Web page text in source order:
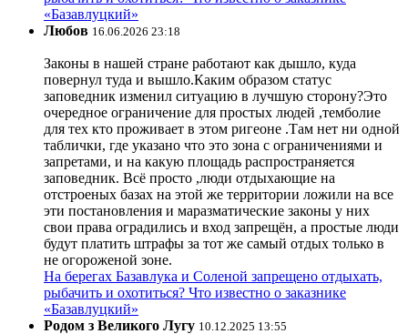
«Базавлуцкий»
Любов 16.06.2026 23:18
Законы в нашей стране работают как дышло, куда
повернул туда и вышло.Каким образом статус
заповедник изменил ситуацию в лучшую сторону?Это
очередное ограничение для простых людей ,темболие
для тех кто проживает в этом ригеоне .Там нет ни одной
таблички, где указано что это зона с ограничениями и
запретами, и на какую площадь распространяется
заповедник. Всё просто ,люди отдыхающие на
отстроеных базах на этой же территории ложили на все
эти постановления и маразматические законы у них
свои права оградились и вход запрещён, а простые люди
будут платить штрафы за тот же самый отдых только в
не огороженой зоне.
На берегах Базавлука и Соленой запрещено отдыхать,
рыбачить и охотиться? Что известно о заказнике
«Базавлуцкий»
Родом з Великого Лугу 10.12.2025 13:55